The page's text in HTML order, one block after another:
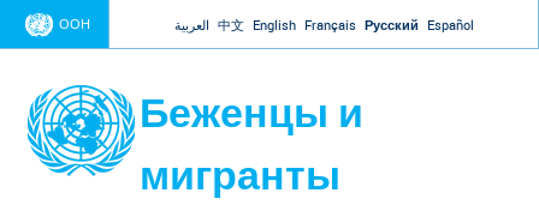
Jump to navigation
ООН العربية 中文 English Français Русский Español
Беженцы и
мигранты